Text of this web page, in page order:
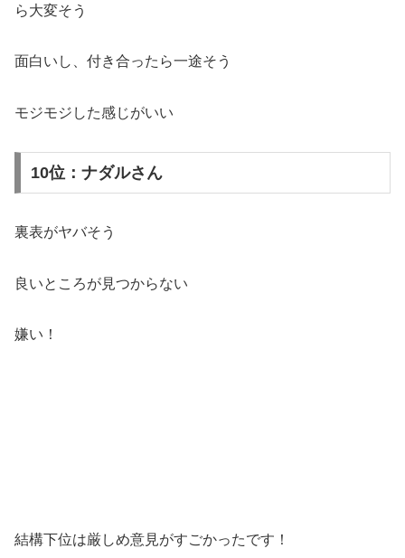
ら大変そう
面白いし、付き合ったら一途そう
モジモジした感じがいい
10位：ナダルさん
裏表がヤバそう
良いところが見つからない
嫌い！
結構下位は厳しめ意見がすごかったです！